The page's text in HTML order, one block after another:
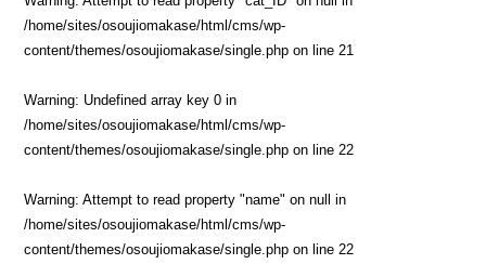
/home/sites/osoujiomakase/html/cms/wp-
content/themes/osoujiomakase/single.php on line 21
Warning: Undefined array key 0 in
/home/sites/osoujiomakase/html/cms/wp-
content/themes/osoujiomakase/single.php on line 22
Warning: Attempt to read property "name" on null in
/home/sites/osoujiomakase/html/cms/wp-
content/themes/osoujiomakase/single.php on line 22